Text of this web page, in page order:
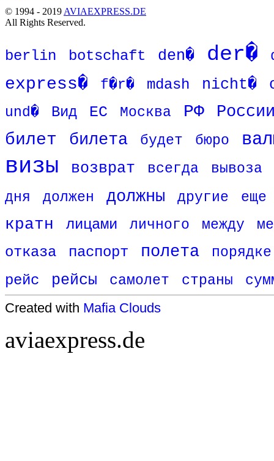
© 1994 - 2019 AVIAEXPRESS.DE
All Rights Reserved.
berlin botschaft den� der�
express� f�r� mdash nicht�
und� Вид ЕС Москва РФ
билет билета будет бюро
визы возврат всегда
вывоза
дня
должен должны другие еще
кратн лицами личного между
отказа паспорт полета порядке
рейс рейсы самолет страны
Created with Mafia Clouds
aviaexpress.de